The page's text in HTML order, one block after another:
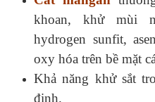
khoan, khử mùi
hydrogen sunfit,
oxy hóa trên bề mặt
Khả năng khử sắt
định.